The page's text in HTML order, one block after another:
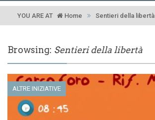
YOU ARE AT Home Sentieri della libertà
Browsing: Sentieri della libertà
ALTRE INIZIATIVE